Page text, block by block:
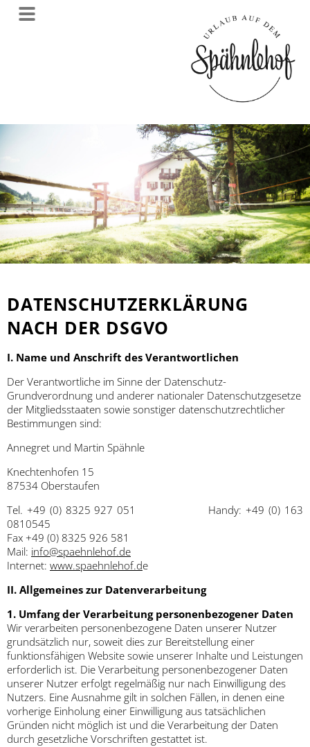
DATENSCHUTZERKLÄRUNG
NACH DER DSGVO
I. Name und Anschrift des Verantwortlichen
Der Verantwortliche im Sinne der Datenschutz-
Grundverordnung und anderer nationaler Datenschutzgesetze
der Mitgliedsstaaten sowie sonstiger datenschutzrechtlicher
Bestimmungen sind:
Annegret und Martin Spähnle
Knechtenhofen 15
87534 Oberstaufen
Tel. +49 (0) 8325 927 051 Handy: +49 (0) 163
0810545
Fax +49 (0) 8325 926 581
Mail: info@spaehnlehof.de
Internet: www.spaehnlehof.de
II. Allgemeines zur Datenverarbeitung
1. Umfang der Verarbeitung personenbezogener Daten
Wir verarbeiten personenbezogene Daten unserer Nutzer
grundsätzlich nur, soweit dies zur Bereitstellung einer
funktionsfähigen Website sowie unserer Inhalte und Leistungen
erforderlich ist. Die Verarbeitung personenbezogener Daten
unserer Nutzer erfolgt regelmäßig nur nach Einwilligung des
Nutzers. Eine Ausnahme gilt in solchen Fällen, in denen eine
vorherige Einholung einer Einwilligung aus tatsächlichen
Gründen nicht möglich ist und die Verarbeitung der Daten
durch gesetzliche Vorschriften gestattet ist.